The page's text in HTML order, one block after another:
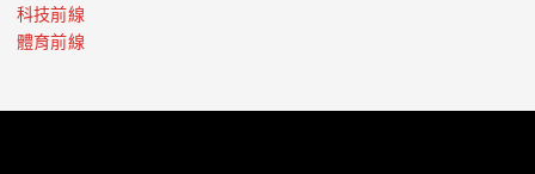
科技前線
體育前線